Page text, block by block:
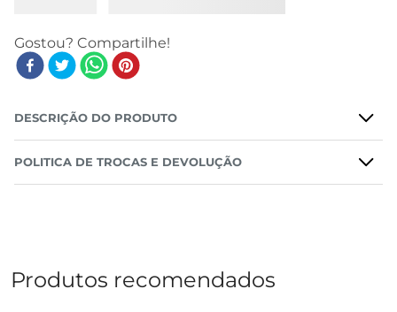
DESCRIÇÃO DO PRODUTO
POLITICA DE TROCAS E DEVOLUÇÃO
Produtos recomendados